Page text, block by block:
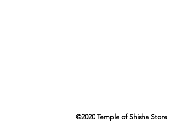
©2020 Temple of Shisha Store